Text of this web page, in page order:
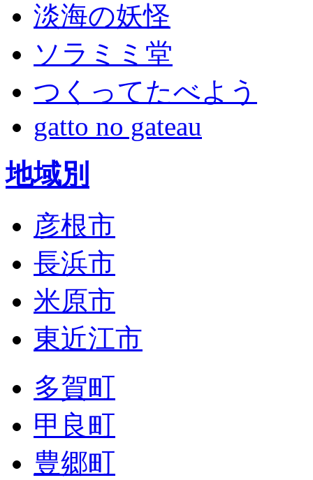
淡海の妖怪
ソラミミ堂
つくってたべよう
gatto no gateau
地域別
彦根市
長浜市
米原市
東近江市
多賀町
甲良町
豊郷町